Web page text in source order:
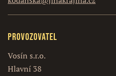
Provozovatel
Vosín s.r.o.
Hlavní 38